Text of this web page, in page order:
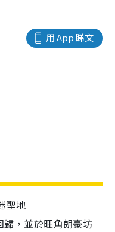
用 App 睇文
聖地
歸，並於旺角朗豪坊